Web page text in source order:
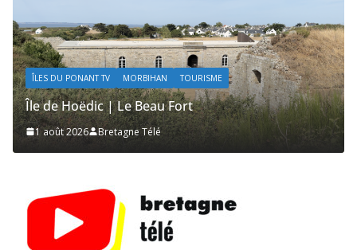
ÎLES DU PONANT TV MORBIHAN TOURISME
Île de Hoëdic | Les Secrets de la Lande
1 août 2026 Bretagne Télé